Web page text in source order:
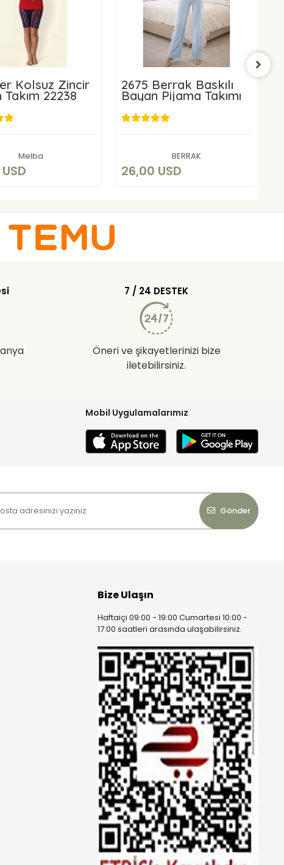
Kolsuz Zincir
Takım 22238
Melba
Sepete Ekle
2675 Berrak Baskılı
Bayan Pijama Takımı
BERRAK
26,00 USD
Sepete Ekle
7 / 24 DESTEK
Öneri ve şikayetlerinizi bize
iletebilirsiniz.
Mobil Uygulamalarımız
Gönder
Bize Ulaşın
Haftaiçi 09:00 - 19:00 Cumartesi 10:00 -
17:00 saatleri arasında ulaşabilirsiniz.